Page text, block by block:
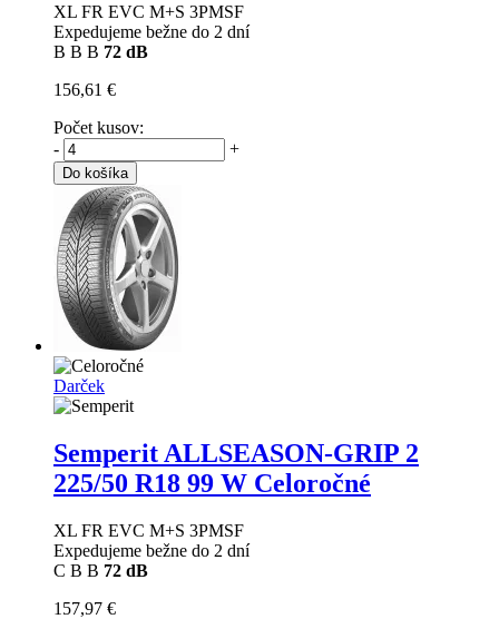
XL FR EVC M+S 3PMSF
Expedujeme bežne do 2 dní
B B B 72 dB
156,61 €
Počet kusov:
-
+
Do košíka
Darček
Semperit ALLSEASON-GRIP 2
225/50 R18 99 W Celoročné
XL FR EVC M+S 3PMSF
Expedujeme bežne do 2 dní
C B B 72 dB
157,97 €